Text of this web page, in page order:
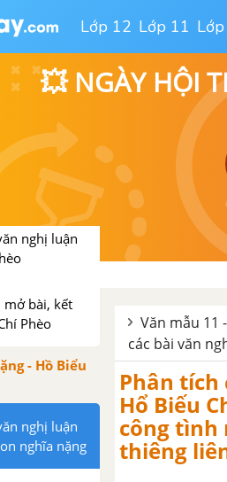
Lớp 12 Lớp 11
💥 NGÀY HỘI
nghị luận
của một
bài, kết
phúc
nghị luận
mở bài, kết
Phèo
- Hồ Biểu
nghị luận
nghĩa nặng
Văn mẫu 11
các bài văn
Phân tích
Hổ Biếu
công tình
thiêng